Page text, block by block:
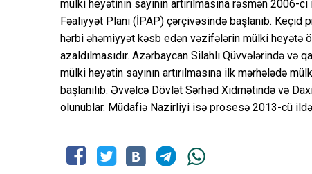
mülki heyətinin sayının artırılmasına rəsmən
Fəaliyyət Planı (İPAP) çərçivəsində başlanıb. Keçid
hərbi əhəmiyyət kəsb edən vəzifələrin mülki heyətə
azaldılmasıdır. Azərbaycan Silahlı Qüvvələrində
mülki heyətin sayının artırılmasına ilk mərhələdə
başlanılıb. Əvvəlcə Dövlət Sərhəd Xidmətində və
olunublar. Müdafiə Nazirliyi isə prosesə 2013-cü